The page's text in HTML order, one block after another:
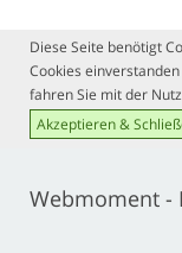
Diese Seite benötigt
Cookies
fahren Sie mit der
Akzeptieren &
Webmoment -